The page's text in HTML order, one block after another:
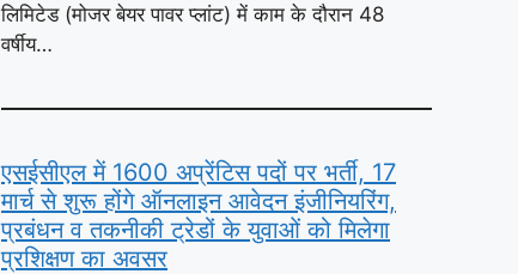
लिमिटेड (मोजर बेयर पावर प्लांट) में काम के दौरान 48
वर्षीय…
एसईसीएल में 1600 अप्रेंटिस पदों पर भर्ती, 17
मार्च से शुरू होंगे ऑनलाइन आवेदन इंजीनियरिंग,
प्रबंधन व तकनीकी ट्रेडों के युवाओं को मिलेगा
प्रशिक्षण का अवसर